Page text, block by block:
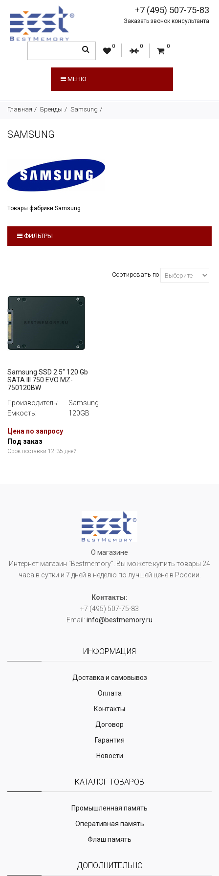
+7 (495) 507-75-83
Заказать звонок консультанта
0 0 0
МЕНЮ
Главная Бренды Samsung
SAMSUNG
Товары фабрики Samsung
ФИЛЬТРЫ
Сортировать по
Samsung SSD 2.5" 120 Gb
SATA III 750 EVO MZ-
750120BW
Производитель:
Samsung
Емкость:
120GB
Цена по запросу
Под заказ
Срок поставки 12-35 дней
О магазине
Интернет магазин "Bestmemory". Вы можете купить товары 24
часа в сутки и 7 дней в неделю по лучшей цене в России.
Контакты:
+7 (495) 507-75-83
Email: info@bestmemory.ru
ИНФОРМАЦИЯ
Доставка и самовывоз
Оплата
Контакты
Договор
Гарантия
Новости
КАТАЛОГ ТОВАРОВ
Промышленная память
Оперативная память
Флэш память
ДОПОЛНИТЕЛЬНО